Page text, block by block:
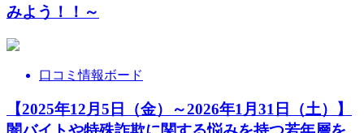
みよう！！～
口コミ情報ボード
【2025年12月5日（金）～2026年1月31日（土）】